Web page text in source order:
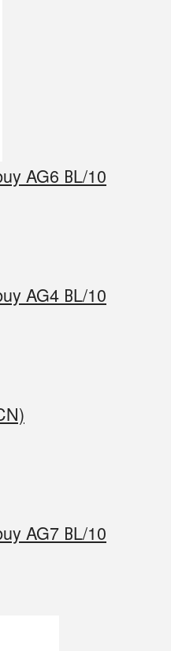
AG6 ВL/10
AG4 ВL/10
AG7 ВL/10